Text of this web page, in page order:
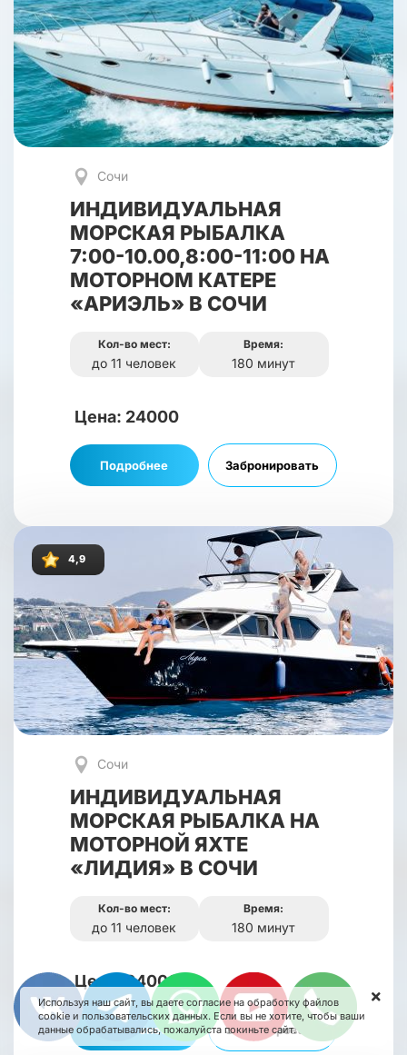
Сочи
ИНДИВИДУАЛЬНАЯ
МОРСКАЯ РЫБАЛКА
7:00-10.00,8:00-11:00 НА
МОТОРНОМ КАТЕРЕ
«АРИЭЛЬ» В СОЧИ
Кол-во мест:
до 11 человек
Время:
180 минут
Цена: 24000
Подробнее Забронировать
4,9
Сочи
ИНДИВИДУАЛЬНАЯ
МОРСКАЯ РЫБАЛКА НА
МОТОРНОЙ ЯХТЕ
«ЛИДИЯ» В СОЧИ
Кол-во мест:
до 11 человек
Время:
180 минут
Цена: 24000
Подробнее Забронировать
Используя наш сайт, вы даете согласие на обработку файлов
cookie и пользовательских данных. Если вы не хотите, чтобы ваши
данные обрабатывались, пожалуйста покиньте сайт.